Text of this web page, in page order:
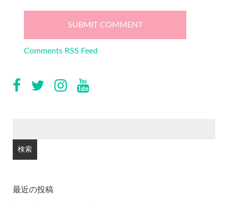
Comments RSS Feed
最近の投稿